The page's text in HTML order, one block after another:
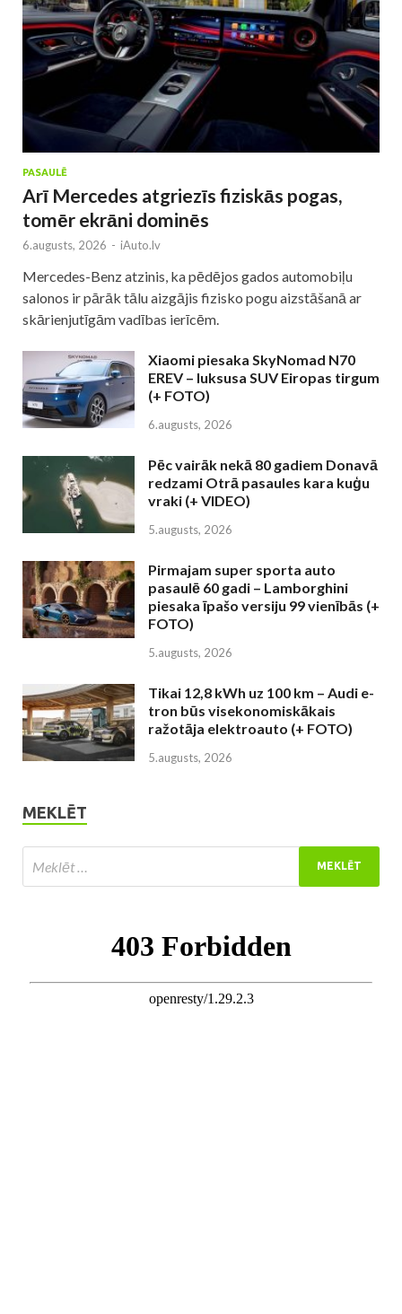
PASAULĒ
Arī Mercedes atgriezīs fiziskās pogas,
tomēr ekrāni dominēs
6.augusts, 2026 - iAuto.lv
Mercedes-Benz atzinis, ka pēdējos gados automobiļu
salonos ir pārāk tālu aizgājis fizisko pogu aizstāšanā ar
skārienjutīgām vadības ierīcēm.
Xiaomi piesaka SkyNomad N70
EREV – luksusa SUV Eiropas tirgum
(+ FOTO)
6.augusts, 2026
Pēc vairāk nekā 80 gadiem Donavā
redzami Otrā pasaules kara kuģu
vraki (+ VIDEO)
5.augusts, 2026
Pirmajam super sporta auto
pasaulē 60 gadi – Lamborghini
piesaka īpašo versiju 99 vienībās (+
FOTO)
5.augusts, 2026
Tikai 12,8 kWh uz 100 km – Audi e-
tron būs visekonomiskākais
ražotāja elektroauto (+ FOTO)
5.augusts, 2026
MEKLĒT